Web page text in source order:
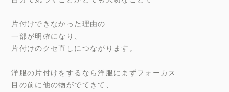
片付けできなかった理由の
一部が明確になり、
片付けのクセ直しにつながります。
洋服の片付けをするなら洋服にまずフォーカス
目の前に他の物がでてきて、